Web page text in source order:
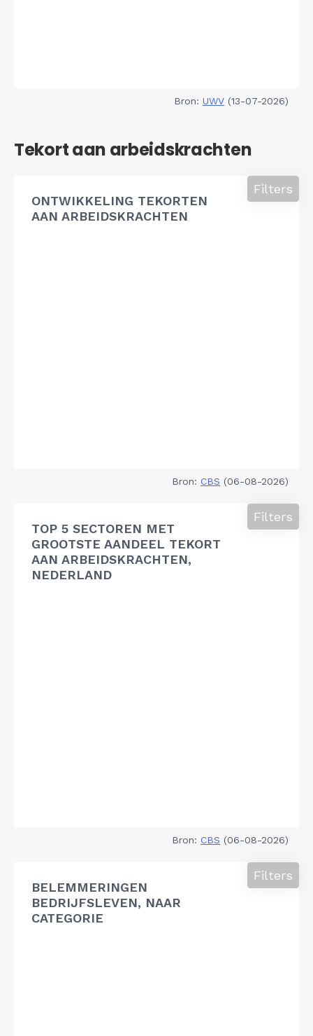
Bron: UWV (13-07-2026)
Tekort aan arbeidskrachten
ONTWIKKELING TEKORTEN
AAN ARBEIDSKRACHTEN
Filters
Bron: CBS (06-08-2026)
TOP 5 SECTOREN MET
GROOTSTE AANDEEL TEKORT
AAN ARBEIDSKRACHTEN,
NEDERLAND
Filters
Bron: CBS (06-08-2026)
BELEMMERINGEN
BEDRIJFSLEVEN, NAAR
CATEGORIE
Filters